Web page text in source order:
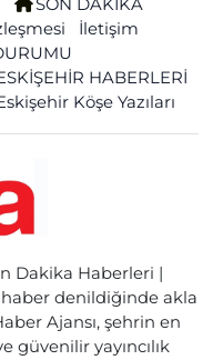
SON DAKİKA
İletişim
HABERLERİ
Köşe Yazıları
Dakika Haberleri |
haber denildiğinde akla
Ajansı, şehrin en
güvenilir yayıncılık